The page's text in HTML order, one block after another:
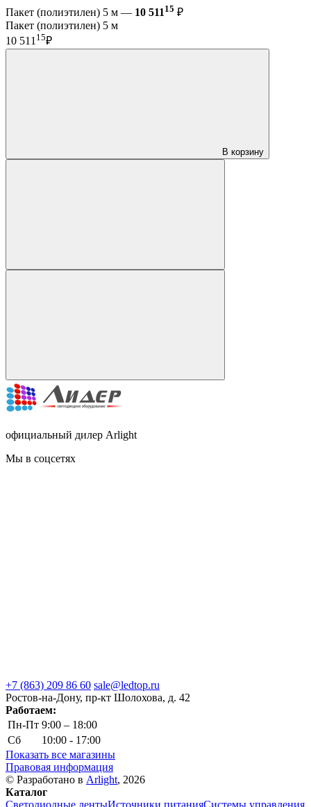
Пакет (полиэтилен) 5 м — 10 51115 ₽
Пакет (полиэтилен) 5 м
10 51115₽
В корзину
официальный дилер Arlight
Мы в соцсетях
+7 (863) 209 86 60 sale@ledtop.ru
Ростов-на-Дону, пр-кт Шолохова, д. 42
Работаем:
Пн-Пт 9:00 – 18:00
Сб
10:00 - 17:00
Показать все магазины
Правовая информация
© Разработано в Arlight, 2026
Каталог
Светодиодные лентыИсточники питанияСистемы управления